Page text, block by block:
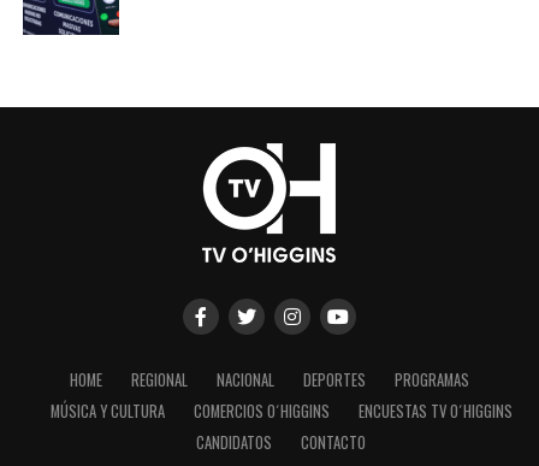
HOME REGIONAL NACIONAL DEPORTES
PROGRAMAS
MÚSICA Y CULTURA
COMERCIOS O´HIGGINS
ENCUESTAS TV O´HIGGINS
CANDIDATOS
CONTACTO